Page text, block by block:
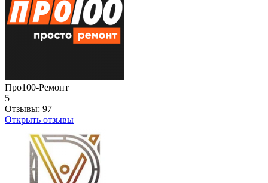
Про100-Ремонт
5
Отзывы: 97
Открыть отзывы